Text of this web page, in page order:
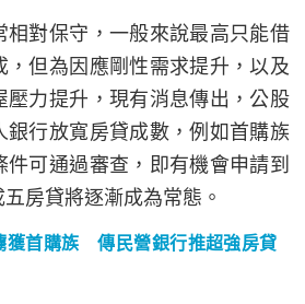
相對保守，一般來說最高只能借
，但為因應剛性需求提升，以及
壓力提升，現有消息傳出，公股
銀行放寬房貸成數，例如首購族
件可通過審查，即有機會申請到
房貸將逐漸成為常態。
獲首購族 傳民營銀行推超強房貸